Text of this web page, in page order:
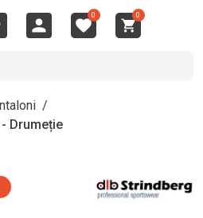
0 0
/
Drumeție